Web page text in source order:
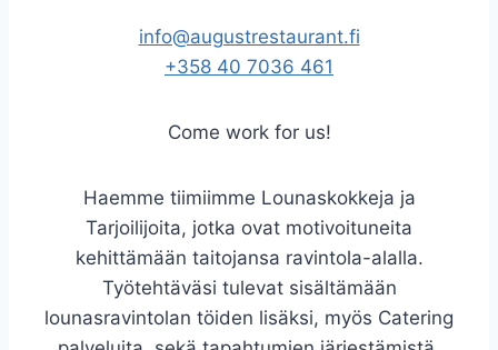
info@augustrestaurant.fi
+358 40 7036 461
Come work for us!
Haemme tiimiimme Lounaskokkeja ja
Tarjoilijoita, jotka ovat motivoituneita
kehittämään taitojansa ravintola-alalla.
Työtehtäväsi tulevat sisältämään
lounasravintolan töiden lisäksi, myös Catering